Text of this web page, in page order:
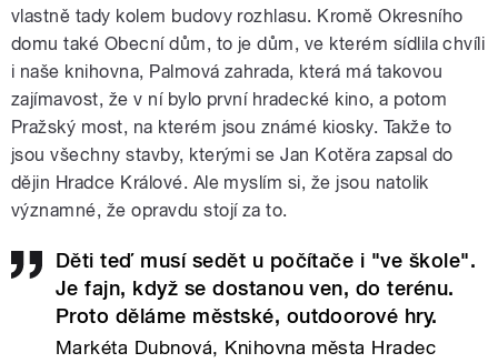
vlastně tady kolem budovy rozhlasu. Kromě Okresního
domu také Obecní dům, to je dům, ve kterém sídlila chvíli
i naše knihovna, Palmová zahrada, která má takovou
zajímavost, že v ní bylo první hradecké kino, a potom
Pražský most, na kterém jsou známé kiosky. Takže to
jsou všechny stavby, kterými se Jan Kotěra zapsal do
dějin Hradce Králové. Ale myslím si, že jsou natolik
významné, že opravdu stojí za to.
Děti teď musí sedět u počítače i "ve škole".
Je fajn, když se dostanou ven, do terénu.
Proto děláme městské, outdoorové hry.
Markéta Dubnová, Knihovna města Hradec